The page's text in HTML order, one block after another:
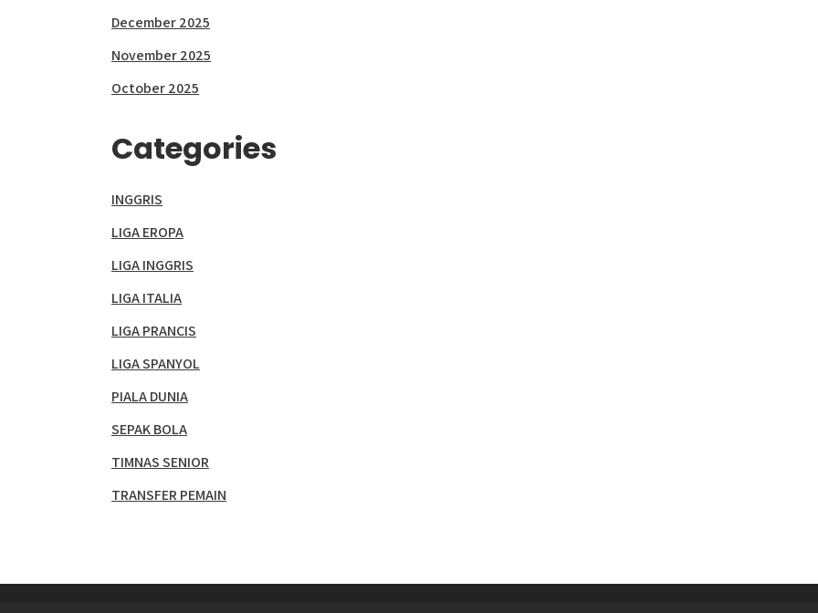
December 2025
November 2025
October 2025
Categories
INGGRIS
LIGA EROPA
LIGA INGGRIS
LIGA ITALIA
LIGA PRANCIS
LIGA SPANYOL
PIALA DUNIA
SEPAK BOLA
TIMNAS SENIOR
TRANSFER PEMAIN